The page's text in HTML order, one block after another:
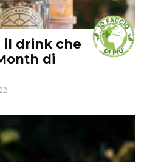
il drink che
di